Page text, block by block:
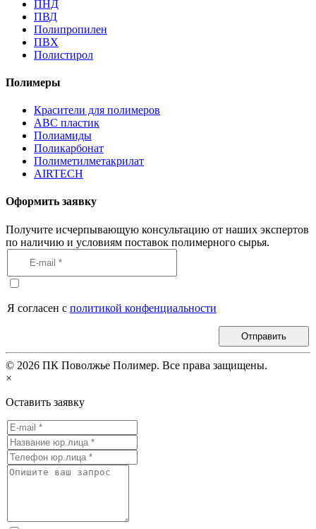
ПНД
ПВД
Полипропилен
ПВХ
Полистирол
Полимеры
Красители для полимеров
АВС пластик
Полиамиды
Поликарбонат
Полиметилметакрилат
AIRTECH
Оформить заявку
Получите исчерпывающую консультацию от наших экспертов
по наличию и условиям поставок полимерного сырья.
Я согласен с политикой конфенциальности
Отправить
© 2026 ПК Поволжье Полимер. Все права защищены.
×
Оставить заявку